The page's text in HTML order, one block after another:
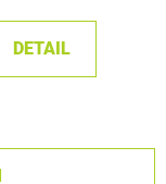
DETAIL